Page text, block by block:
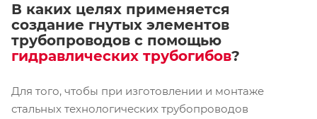
В каких целях применяется
создание гнутых элементов
трубопроводов с помощью
гидравлических трубогибов?
Для того, чтобы при изготовлении и монтаже
стальных технологических трубопроводов